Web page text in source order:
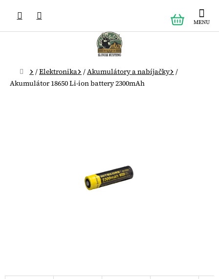
obsah
KOŠÍK
Domov
/Elektronika /Akumulátory a nabíjačky /
Akumulátor 18650 Li-ion battery 2300mAh